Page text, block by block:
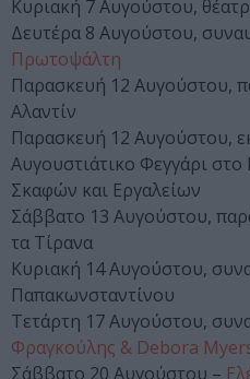
Κυριακή 7 Αυγούστου,
Δευτέρα 8 Αυγούστου,
Πρωτοψάλτη
Παρασκευή 12 Αυγούστου,
Αλαντίν
Παρασκευή 12 Αυγούστου,
Αυγουστιάτικο Φεγγάρι
Σκαφών και Εργαλείων
Σάββατο 13 Αυγούστου,
τα Τίρανα
Κυριακή 14 Αυγούστου,
Παπακωνσταντίνου
Τετάρτη 17 Αυγούστου,
Φραγκούλης & Debora
Σάββατο 20 Αυγούστου –